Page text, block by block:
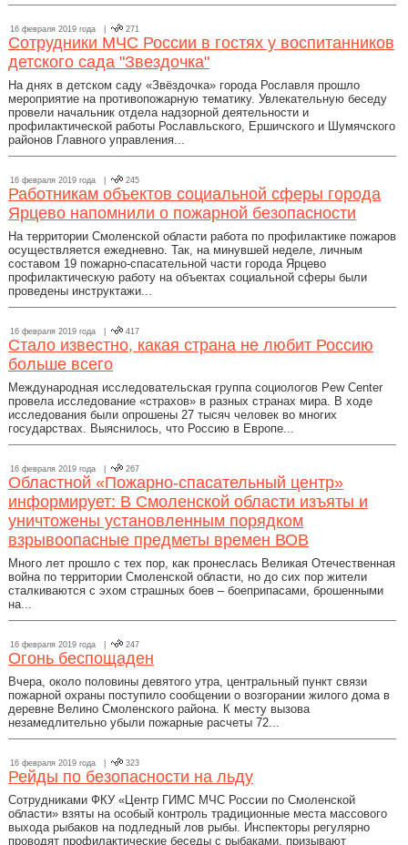
16 февраля 2019 года | 271
Сотрудники МЧС России в гостях у воспитанников
детского сада "Звездочка"
На днях в детском саду «Звёздочка» города Рославля прошло
мероприятие на противопожарную тематику. Увлекательную беседу
провели начальник отдела надзорной деятельности и
профилактической работы Рославльского, Ершичского и Шумячского
районов Главного управления...
16 февраля 2019 года | 245
Работникам объектов социальной сферы города
Ярцево напомнили о пожарной безопасности
На территории Смоленской области работа по профилактике пожаров
осуществляется ежедневно. Так, на минувшей неделе, личным
составом 19 пожарно-спасательной части города Ярцево
профилактическую работу на объектах социальной сферы были
проведены инструктажи...
16 февраля 2019 года | 417
Стало известно, какая страна не любит Россию
больше всего
Международная исследовательская группа социологов Pew Center
провела исследование «страхов» в разных странах мира. В ходе
исследования были опрошены 27 тысяч человек во многих
государствах. Выяснилось, что Россию в Европе...
16 февраля 2019 года | 267
Областной «Пожарно-спасательный центр»
информирует: В Смоленской области изъяты и
уничтожены установленным порядком
взрывоопасные предметы времен ВОВ
Много лет прошло с тех пор, как пронеслась Великая Отечественная
война по территории Смоленской области, но до сих пор жители
сталкиваются с эхом страшных боев – боеприпасами, брошенными
на...
16 февраля 2019 года | 247
Огонь беспощаден
Вчера, около половины девятого утра, центральный пункт связи
пожарной охраны поступило сообщении о возгорании жилого дома в
деревне Велино Смоленского района. К месту вызова
незамедлительно убыли пожарные расчеты 72...
16 февраля 2019 года | 323
Рейды по безопасности на льду
Сотрудниками ФКУ «Центр ГИМС МЧС России по Смоленской
области» взяты на особый контроль традиционные места массового
выхода рыбаков на подледный лов рыбы. Инспекторы регулярно
проводят профилактические беседы с рыбаками, призывают